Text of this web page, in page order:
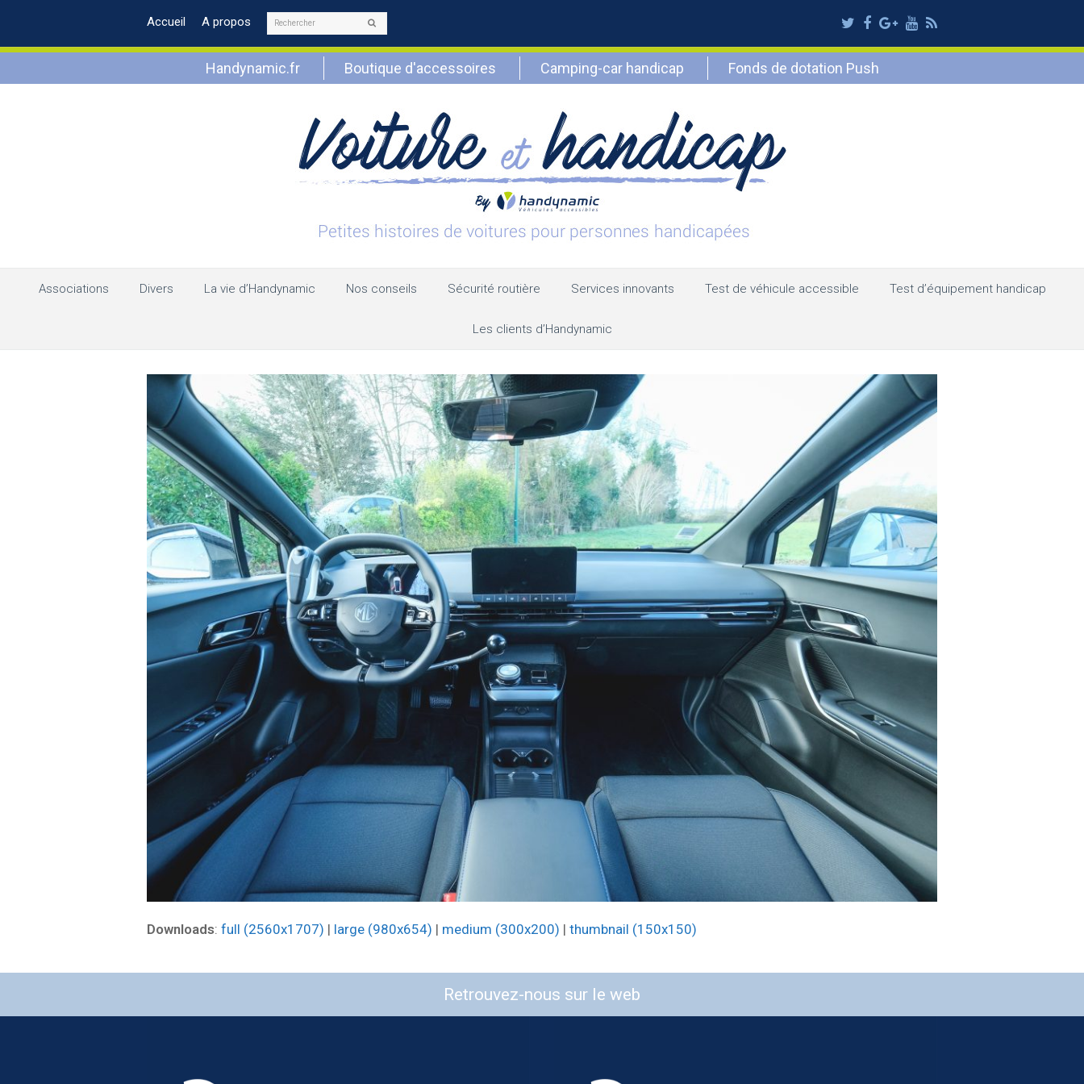
Accueil A propos Rechercher Twitter
Facebook
Google
Plus
Youtube
RSS
Handynamic.fr Boutique d'accessoires Camping-car handicap Fonds de dotation Push
Associations Divers La vie d’Handynamic Nos conseils Sécurité routière Services innovants Test de véhicule accessible Test d’équipement handicap
Les clients d’Handynamic
Downloads: full (2560x1707) | large (980x654) | medium (300x200) | thumbnail (150x150)
Retrouvez-nous sur le web